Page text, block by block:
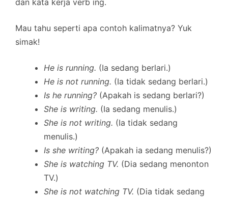
Mau tahu seperti apa contoh kalimatnya? Yuk
simak!
He is running. (Ia sedang berlari.)
He is not running. (Ia tidak sedang berlari.)
Is he running? (Apakah is sedang berlari?)
She is writing. (Ia sedang menulis.)
She is not writing. (Ia tidak sedang
menulis.)
Is she writing? (Apakah ia sedang menulis?)
She is watching TV. (Dia sedang menonton
TV.)
She is not watching TV. (Dia tidak sedang